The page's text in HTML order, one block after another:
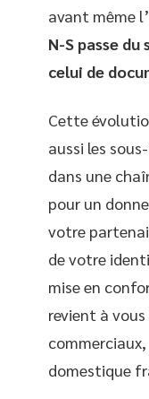
avant même
N-S passe
celui de
Cette
aussi les
dans une
pour un
votre
de votre
mise en
revient à
domestique